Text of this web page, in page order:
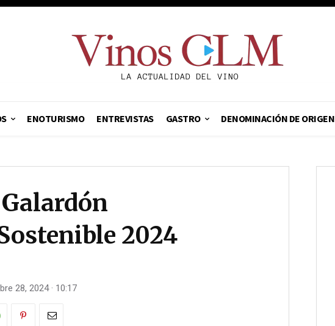
ENOTURISMO ENTREVISTAS GASTRO DENOMINACIÓN DE ORIGEN
2024
28, 2024 · 10:17